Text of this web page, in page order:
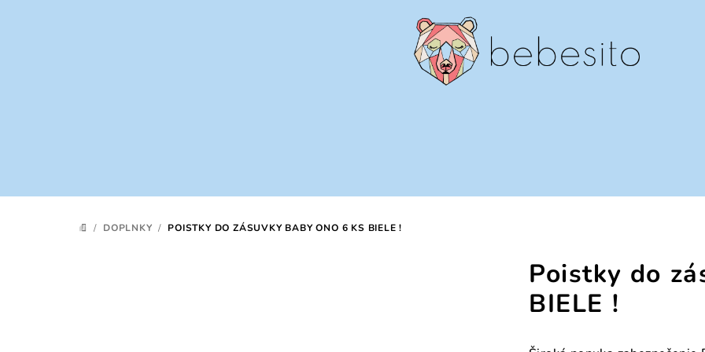
DOMOV
/ DOPLNKY / POISTKY DO ZÁSUVKY BABY ONO 6 KS BIELE !
Poistky do
BIELE !